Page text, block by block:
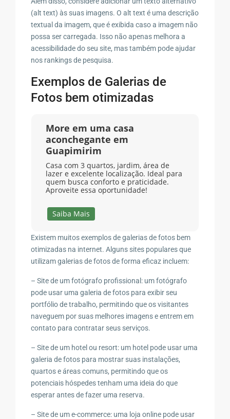
(alt text) às suas imagens. O alt text é uma descrição
textual da imagem, que é exibida caso a imagem não
possa ser carregada. Isso não apenas melhora a
acessibilidade do seu site, mas também pode ajudar
nos rankings de pesquisa.
Exemplos de Galerias de
Fotos bem otimizadas
More em uma casa
aconchegante em
Guapimirim
Casa com 3 quartos, jardim, área de
lazer e excelente localização. Ideal para
quem busca conforto e praticidade.
Aproveite essa oportunidade!
Saiba Mais
Existem muitos exemplos de galerias de fotos bem
otimizadas na internet. Alguns sites populares que
utilizam galerias de fotos de forma eficaz incluem:
– Site de um fotógrafo profissional: um fotógrafo
pode usar uma galeria de fotos para exibir seu
portfólio de trabalho, permitindo que os visitantes
naveguem por suas melhores imagens e entrem em
contato para contratar seus serviços.
– Site de um hotel ou resort: um hotel pode usar uma
galeria de fotos para mostrar suas instalações,
quartos e áreas comuns, permitindo que os
potenciais hóspedes tenham uma ideia do que
esperar antes de fazer uma reserva.
– Site de um e-commerce: uma loja online pode usar